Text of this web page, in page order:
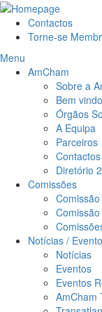
Contactos
Torne-se
Menu
AmCham
Sobre a
Bem vindo
Órgãos
A Equipa
Parceiros
Contactos
Diretório
Comissões
Notícias /
Notícias
Eventos
Eventos
AmCham